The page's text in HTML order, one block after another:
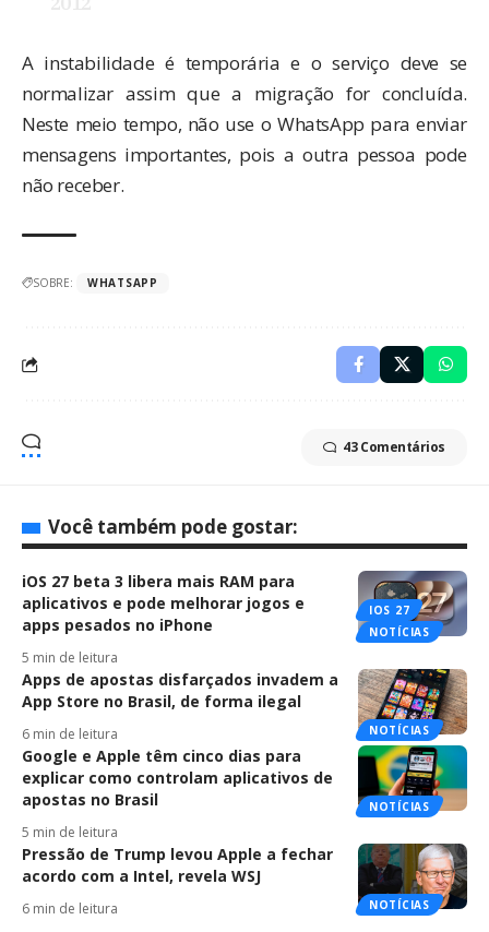
A instabilidade é temporária e o serviço deve se
normalizar assim que a migração for concluída.
Neste meio tempo, não use o WhatsApp para enviar
mensagens importantes, pois a outra pessoa pode
não receber.
SOBRE: WHATSAPP
43 Comentários
Você também pode gostar:
IOS 27
NOTÍCIAS
iOS 27 beta 3 libera mais RAM para
aplicativos e pode melhorar jogos e
apps pesados no iPhone
5 min de leitura
NOTÍCIAS
Apps de apostas disfarçados invadem a
App Store no Brasil, de forma ilegal
6 min de leitura
NOTÍCIAS
Google e Apple têm cinco dias para
explicar como controlam aplicativos de
apostas no Brasil
5 min de leitura
NOTÍCIAS
Pressão de Trump levou Apple a fechar
acordo com a Intel, revela WSJ
6 min de leitura